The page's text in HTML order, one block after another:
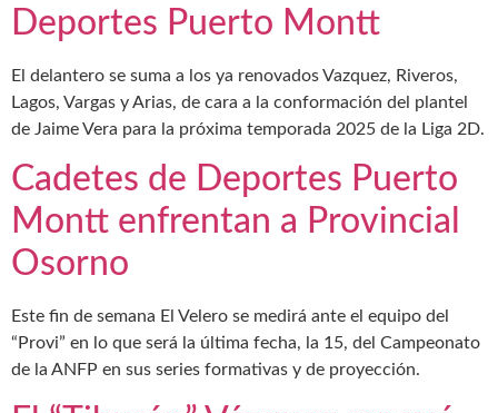
Deportes Puerto Montt
El delantero se suma a los ya renovados Vazquez, Riveros,
Lagos, Vargas y Arias, de cara a la conformación del plantel
de Jaime Vera para la próxima temporada 2025 de la Liga 2D.
Cadetes de Deportes Puerto
Montt enfrentan a Provincial
Osorno
Este fin de semana El Velero se medirá ante el equipo del
“Provi” en lo que será la última fecha, la 15, del Campeonato
de la ANFP en sus series formativas y de proyección.